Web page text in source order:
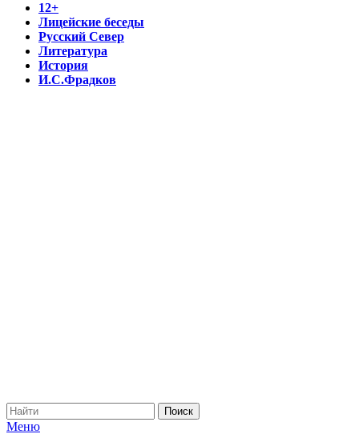
12+
Лицейские беседы
Русский Север
Литература
История
И.С.Фрадков
Меню